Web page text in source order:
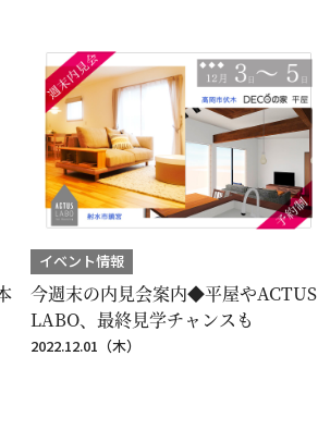
イベント情報
今週末の内見会案内◆平屋やACTUS
LABO、最終見学チャンスも
2022.12.01（木）